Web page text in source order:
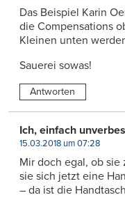
Das Beispiel Karin
die Compensations
Kleinen unten
Sauerei sowas!
Antworten
Ich, einfach
15.03.2018 um 07:28
Mir doch egal, ob
sie sich jetzt eine
– da ist die